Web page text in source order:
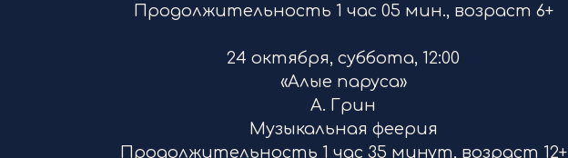
Продолжительность 1 час 05 мин., возраст 6+
24 октября, суббота, 12:00
«Алые паруса»
А. Грин
Музыкальная феерия
Продолжительность 1 час 35 минут, возраст 12+